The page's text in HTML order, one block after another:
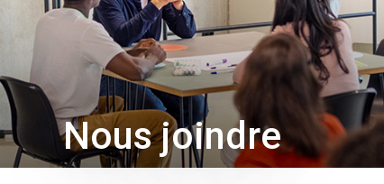
Nous joindre